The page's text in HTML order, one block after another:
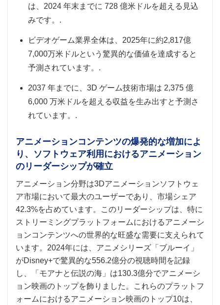
は、2024 年末までに 728 億米ドルを超える見込
みです。.
ビデオゲーム業界全体は、2025年に約2,817億
7,000万米ドルという驚異的な価値を達成すると
予測されています。.
2037 年までに、3D ゲーム技術市場は 2,375 億
6,000 万米ドルを超える収益を生み出すと予測さ
れています。.
アニメーションコンテンツの爆発的な増加によ
り、ソフトウェア利用におけるアニメーション
のリーダーシップが確立
アニメーション分野は3Dアニメーションソフトウェ
ア市場において最大のユーザーであり、市場シェア
42.3%を占めています。このリーダーシップは、特に
ストリーミングプラットフォームにおけるアニメーシ
ョンコンテンツへの世界的な旺盛な需要に支えられて
います。2024年には、アニメシリーズ「ブルーイ」
がDisney+で驚異的な556.2億分の視聴時間を記録
し、「モアナと伝説の海」は130.3億分でアニメーシ
ョン映画のトップを飾りました。これらのプラットフ
ォームにおけるアニメーション映画のトップ10は、